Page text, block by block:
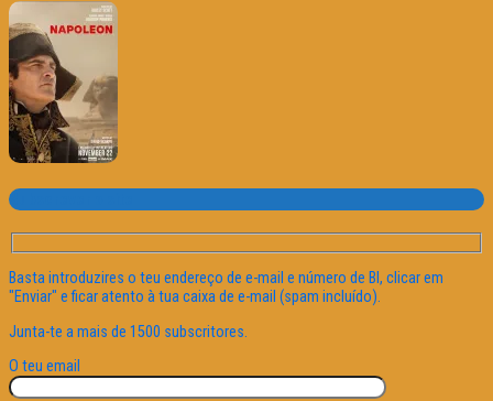
Subscrever o site
Basta introduzires o teu endereço de e-mail e número de BI, clicar em
"Enviar" e ficar atento à tua caixa de e-mail (spam incluído).
Junta-te a mais de 1500 subscritores.
O teu email